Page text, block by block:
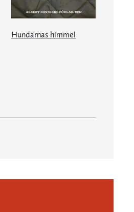
Hundarnas himmel